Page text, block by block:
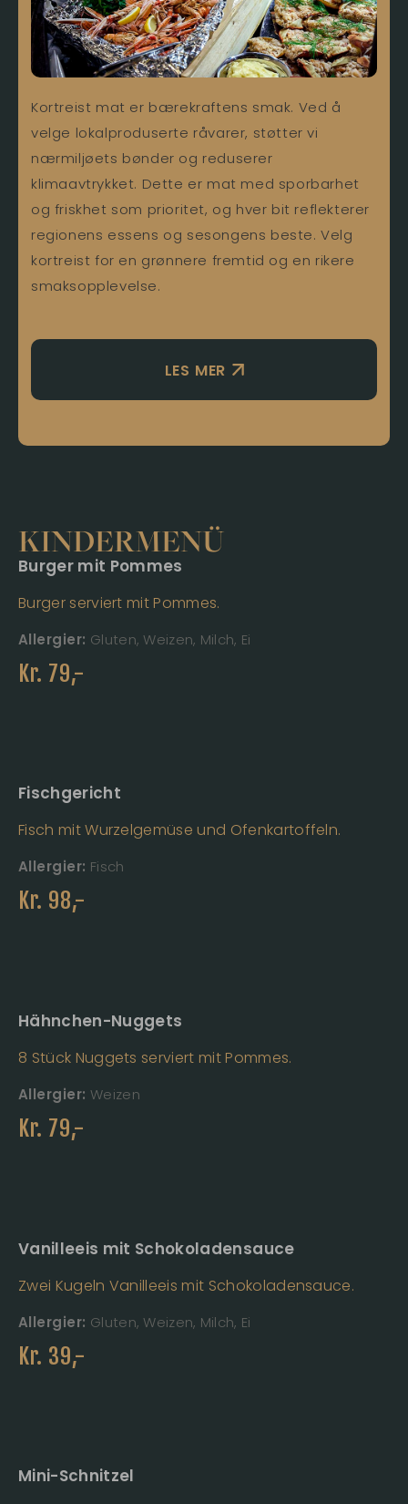
Kortreist mat er bærekraftens smak. Ved å
velge lokalproduserte råvarer, støtter vi
nærmiljøets bønder og reduserer
klimaavtrykket. Dette er mat med sporbarhet
og friskhet som prioritet, og hver bit reflekterer
regionens essens og sesongens beste. Velg
kortreist for en grønnere fremtid og en rikere
smaksopplevelse.
LES MER
KINDERMENÜ
Burger mit Pommes
Burger serviert mit Pommes.
Allergier: Gluten, Weizen, Milch, Ei
Kr. 79,-
Fischgericht
Fisch mit Wurzelgemüse und Ofenkartoffeln.
Allergier: Fisch
Kr. 98,-
Hähnchen-Nuggets
8 Stück Nuggets serviert mit Pommes.
Allergier: Weizen
Kr. 79,-
Vanilleeis mit Schokoladensauce
Zwei Kugeln Vanilleeis mit Schokoladensauce.
Allergier: Gluten, Weizen, Milch, Ei
Kr. 39,-
Mini-Schnitzel